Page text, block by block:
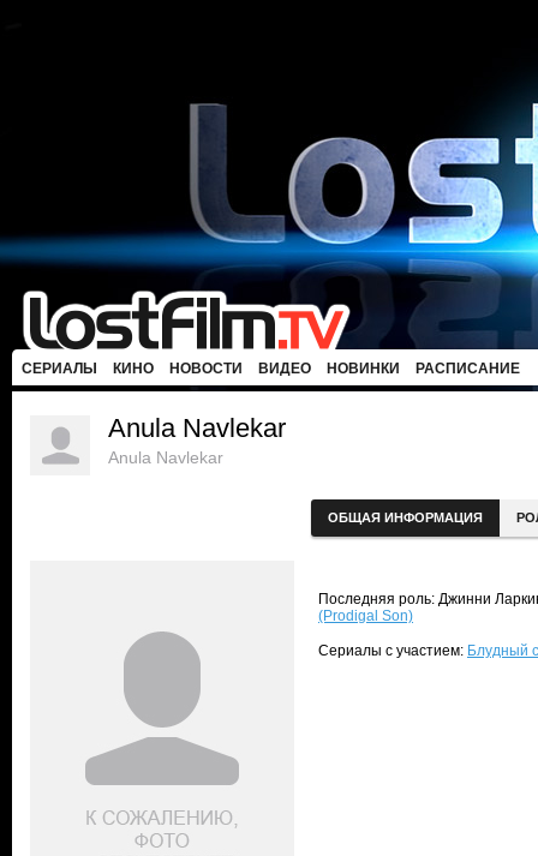
СЕРИАЛЫ КИНО НОВОСТИ ВИДЕО НОВИНКИ РАСПИСАНИЕ
Anula Navlekar
Anula Navlekar
ОБЩАЯ ИНФОРМАЦИЯ
Последняя роль: Джинни
(Prodigal Son)
Сериалы с участием: Блудный